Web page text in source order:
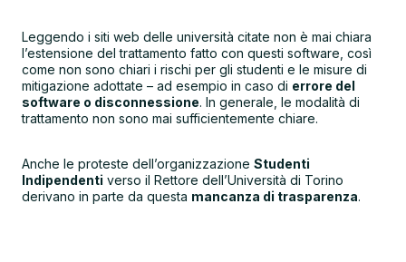
Leggendo i siti web delle università citate non è mai chiara
l’estensione del trattamento fatto con questi software, così
come non sono chiari i rischi per gli studenti e le misure di
mitigazione adottate – ad esempio in caso di errore del
software o disconnessione. In generale, le modalità di
trattamento non sono mai sufficientemente chiare.
Anche le proteste dell’organizzazione Studenti
Indipendenti verso il Rettore dell’Università di Torino
derivano in parte da questa mancanza di trasparenza.